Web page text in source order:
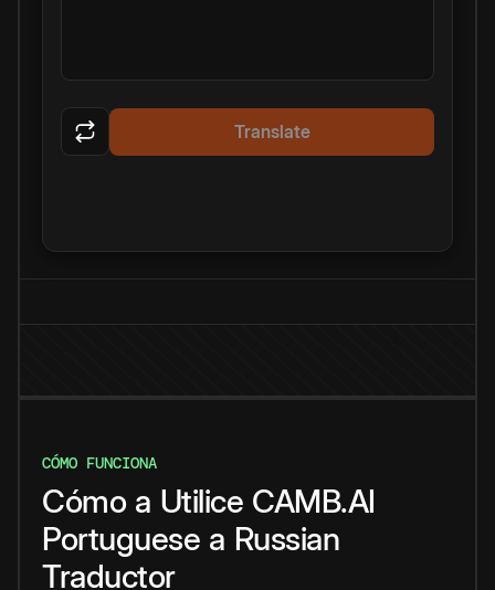
Translate
CÓMO FUNCIONA
Cómo a Utilice CAMB.AI
Portuguese a Russian
Traductor